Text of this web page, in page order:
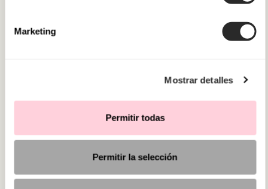
Marketing
Mostrar detalles
Permitir todas
Permitir la selección
¿NECESITAS AYUDA?
PUNTOS DE VENTA